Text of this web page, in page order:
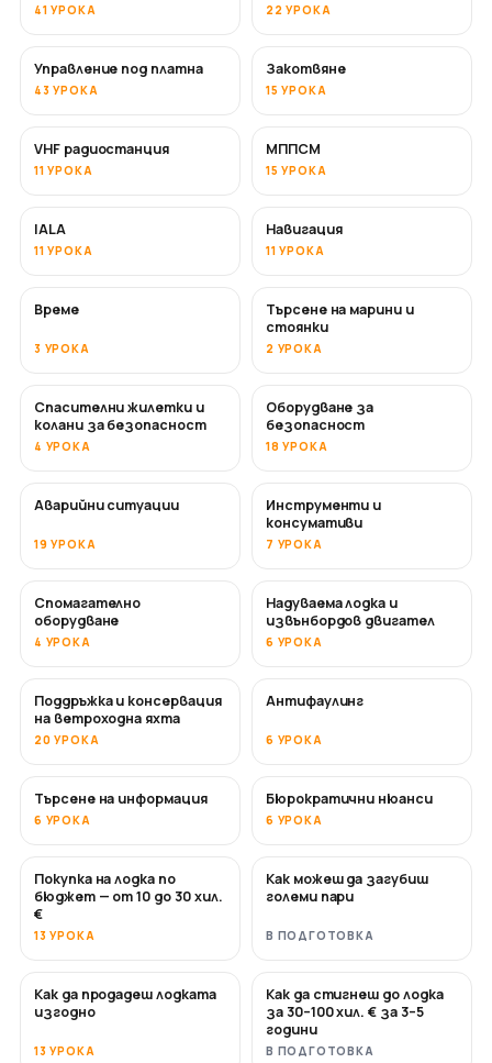
41 УРОКА 22 УРОКА
Управление под платна
43 УРОКА
Закотвяне
15 УРОКА
VHF радиостанция
11 УРОКА
МППСМ
15 УРОКА
IALA
11 УРОКА
Навигация
11 УРОКА
Време
3 УРОКА
Търсене на марини и
стоянки
2 УРОКА
Спасителни жилетки и
колани за безопасност
4 УРОКА
Оборудване за
безопасност
18 УРОКА
Аварийни ситуации
19 УРОКА
Инструменти и
консумативи
7 УРОКА
Спомагателно
оборудване
4 УРОКА
Надуваема лодка и
извънбордов двигател
6 УРОКА
Поддръжка и консервация
на ветроходна яхта
20 УРОКА
СКОРО
Антифаулинг
6 УРОКА
Търсене на информация
6 УРОКА
Бюрократични нюанси
6 УРОКА
СКОРО
Покупка на лодка по
бюджет — от 10 до 30 хил.
€
13 УРОКА
СКОРО
Как можеш да загубиш
големи пари
В ПОДГОТОВКА
НОВО
Как да продадеш лодката
изгодно
13 УРОКА
НОВО
Как да стигнеш до лодка
за 30–100 хил. € за 3–5
години
В ПОДГОТОВКА